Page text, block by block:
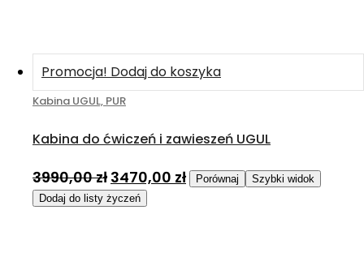
Promocja! Dodaj do koszyka
Kabina UGUL, PUR
Kabina do ćwiczeń i zawieszeń UGUL
3990,00zł 3470,00 zł Porównaj
Szybki widok
Dodaj do listy życzeń